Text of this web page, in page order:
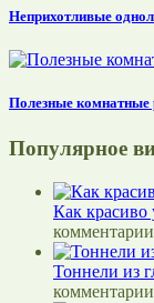
Неприхотливые
Полезные комнатные
Популярное
Как красиво
Тоннели из